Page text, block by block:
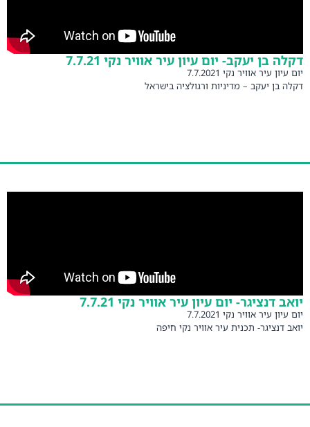
בן יעקב- יום עיון עיר אוויר נקי 7.7.21
עיר אוויר נקי 7.7.2021
בן יעקב – מדיניות ורגולציה בישראל
דנציגר- יום עיון עיר אוויר נקי 7.7.21
עיר אוויר נקי 7.7.2021
דנציגר- תכנית עיר אוויר נקי חיפה